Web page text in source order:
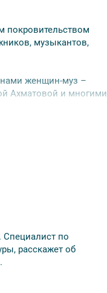
покровительством
музыкантов,
женщин-муз –
Ахматовой и многими
за 48 часов до
Специалист по
расскажет об